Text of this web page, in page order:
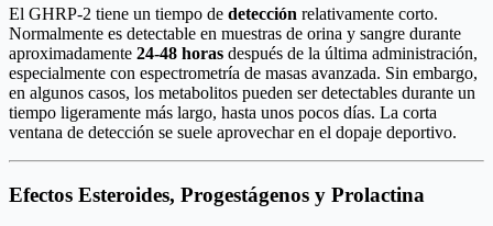
El GHRP-2 tiene un tiempo de detección relativamente corto.
Normalmente es detectable en muestras de orina y sangre durante
aproximadamente 24-48 horas después de la última administración,
especialmente con espectrometría de masas avanzada. Sin embargo,
en algunos casos, los metabolitos pueden ser detectables durante un
tiempo ligeramente más largo, hasta unos pocos días. La corta
ventana de detección se suele aprovechar en el dopaje deportivo.
Efectos Esteroides, Progestágenos y Prolactina